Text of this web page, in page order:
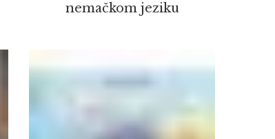
nemačkom jeziku